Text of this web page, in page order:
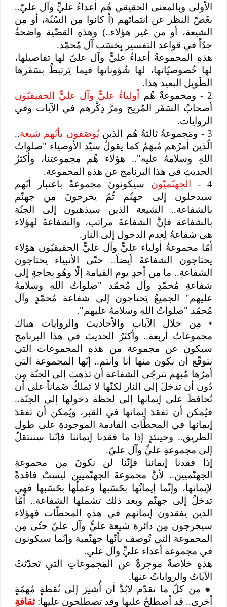
الأولى وبالمعنى الحقيقي هُم أعداءُ عليٍّ وآل عليّ..
بغَضّ النظر عن انتمائهم (أ كانوا مِن السُنّة، أو مِن
الشيعة، أو من غير هؤلاء..) وهذهِ القضّية واضحةٌ
جدّاً في قواعد التفسير بِحَسَب آل مُحمّد.
هذهِ المجموعةُ أعداءُ عليٍّ وآل عليّ لها تفاصيلها،
لها خُصوصيّاتها، لها شُؤوناتها فيما يَرتبطُ بسَفَرها
الطَويل البعيد هذا.
2
- ومجموعةٌ هُم
أولياءُ عليٍّ وآل عليٍّ الحقيقيّون
أصحابُ السَفَر المُريح ومرَّ ذِكْرهم في الآيات وفي
الروايات.
3
-ومَجموعةٌ ثالثةٌ هُم الذين يُوصَفون بأنّهم شيعة..
الّذين أمرُهم مُبهَمٌ كما يقولُ سيّد الأوصياء "صلواتُ
اللهِ وسلامهُ عليه".. هؤلاء هُم مجموعتنا، وأكثرُ
الحديثِ في هذا البرنامج عن هذهِ المجموعة.
4
- الجهنّميّونسيكونونَ مجموعةً باعتبار أنّهم
سيدخلون إلى جهنّم ثُمّ يخرجونَ مِن جهنّم
بالشفاعة.. الشيعة الذين سيذهبون إلى الجنّة
بالشفاعة فإنَّ الشفاعةَ مراتب، والشفاعةَ لهؤلاء
هي شفاعةٌ لِعدم الدخول إلى النار.
أمّا مجموعةُ أولياء عليٍّ وآل عليٍّ الحقيقيّون هؤلاء
يحتاجون الشفاعةَ أيضاً.. حتّى الأنبياء يحتاجون
الشفاعة.. ما مِن أحدٍ يوم القيامة إلّا وهُو بِحاجةٍ إلى
شفاعةِ مُحمّدٍ وآل مُحمّد "صلواتُ اللهِ وسلامهُ
عليهم" الجميعُ يَحتاجون إلى شفاعة مُحمّدٍ وآل
مُحمّد "صلواتُ اللهِ وسلامهُ عليهم".
•
مِن خلال الآياتِ والأحاديث والروايات هناك
مجموعاتٌ أربعة.. وأكثرُ الحديث في هذا البرنامج
سيكون عن مجموعة من هذهِ المجموعات التي
نتوقّع أن نكون منها أنا وأنتم.. إنّها المجموعة التي
أمرُها مُبهَم تترجّى الشفاعة أن تذهبَ إلى الجنّة مِن
دُون أن تدخلَ إلى النار لكنّها لا تَملكُ ضَماناً على أن
تُحافظَ على إيمانها إلى لحظة دخولها إلى الجنّة..
فيُمكن أن تفقدَ إيمانها في القبر، ويُمكن أن تفقدَ
إيمانها في المحطّاتِ القادمة الموجودةِ على طول
الطريق.. وحينئذٍ إذا ما فقدنا إيماننا فإنّنا سننتقلُ
إلى مجموعةِ عليٍّ وآل عليّ.
إذا فقدنا إيماننا فإنّنا لن نكونَ مِن مجموعةِ
الجهنّميين.. لأنَّ مجموعةَ الجهنّميين ليستْ فاقدةً
لإيمانها، وإنّما إيمانُها بحَسَبها وعملُها بحَسَبها فهي
تدخلُ إلى جهنّم وبعد ذلك تشملها الشفاعة.. أمَّا
الذين يفقدون إيمانهم في هذهِ المحطّات فهؤلاء
سيخرجون مِن دائرة شيعة عليٍّ وآل عليّ حتّى مِن
المجموعة التي تُوصف بأنّها جهنّمية وإنّما سيكونون
في مجموعة أعداء عليٍّ وآل علي.
هذهِ خلاصةٌ موجزةٌ عن المَجموعاتِ التي تَحدّثتْ
الآياتُ والرواياتُ عنها.
●من كلّ ما تقدّم لابُدَّ أن أُشيرَ إلى نُقطةٍ مُهمّةٍ
أخرى.. قد أصطلحُ عليها وقد تصطلحون عليها:ثقافةِ